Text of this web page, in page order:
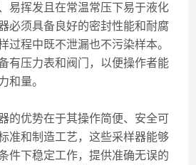
易挥发且在常温常压下易于液化
必须具备良好的密封性能和耐腐
过程中既不泄漏也不污染样本。
有压力表和阀门，以便操作者能
和量。
优势在于其操作简便、安全可
准和制造工艺，这些采样器能够
件下稳定工作，提供准确无误的